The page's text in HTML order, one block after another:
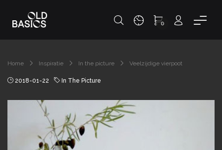
0
Home Inspiratie In the picture Veelzijdige vierpoot
2018-01-22 In The Picture